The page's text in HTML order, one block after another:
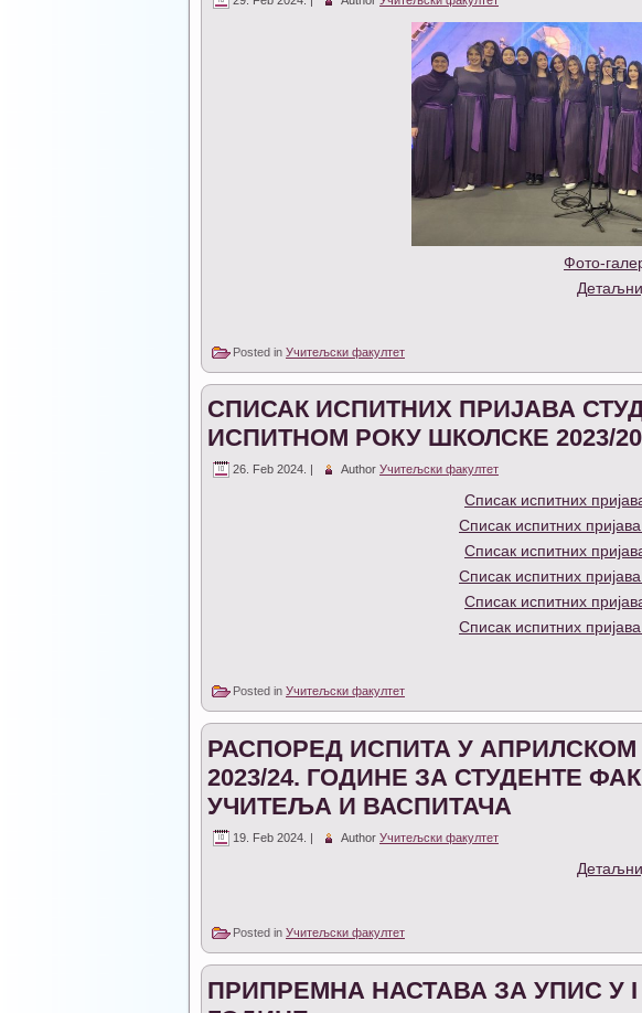
Фото-
Posted in Учитељски факултет
СПИСАК ИСПИТНИХ ПРИЈАВА
ИСПИТНОМ РОКУ ШКОЛСКЕ 2023/
26. Feb 2024. | Author Учитељски факултет
Списак испитних
Списак испитних
Списак испитних
Списак испитних
Списак испитних
Списак испитних
Posted in Учитељски факултет
РАСПОРЕД ИСПИТА У
2023/24. ГОДИНЕ ЗА СТУДЕНТЕ
УЧИТЕЉА И ВАСПИТАЧА
19. Feb 2024. | Author Учитељски факултет
Posted in Учитељски факултет
ПРИПРЕМНА НАСТАВА ЗА УПИС У I